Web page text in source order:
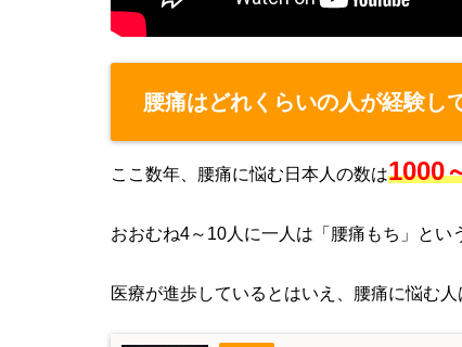
腰痛はどれくらいの人が経験し
ここ数年、腰痛に悩む日本人の数は1000
おおむね4～10人に一人は「腰痛もち」とい
医療が進歩しているとはいえ、腰痛に悩む